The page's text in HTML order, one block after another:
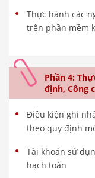
Thực hành các
trên phần mềm
Phần 4:
định, Công
Điều kiện ghi
theo quy định
Tài khoản sử
hạch toán